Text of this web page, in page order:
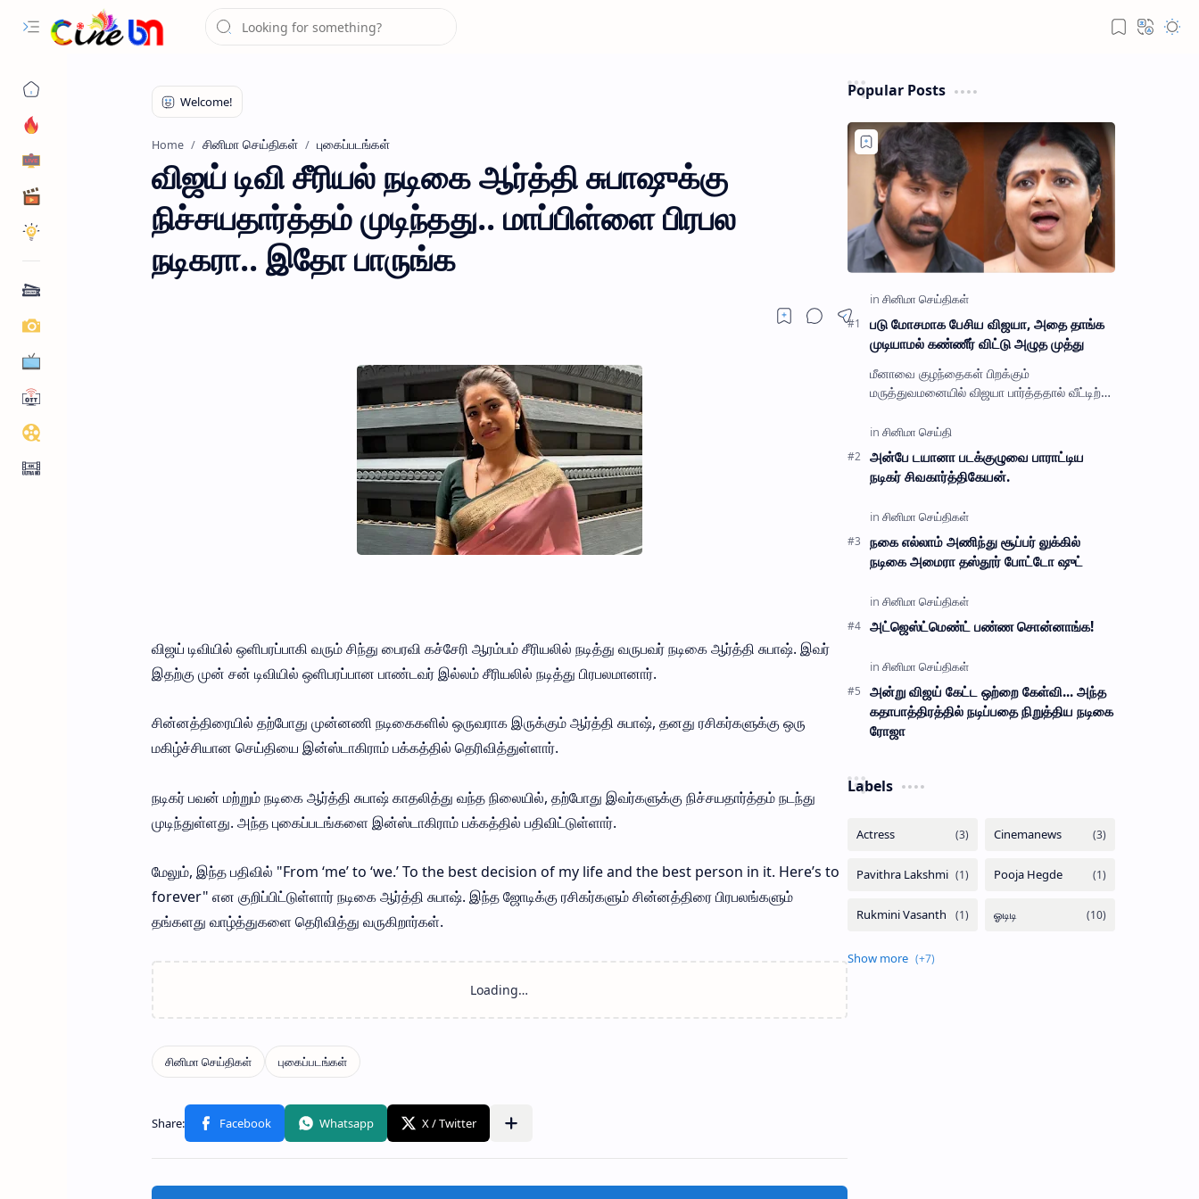
Home சினிமா செய்திகள் புகைப்படங்கள்
விஜய் டிவி சீரியல் நடிகை ஆர்த்தி சுபாஷுக்கு
நிச்சயதார்த்தம் முடிந்தது.. மாப்பிள்ளை பிரபல
நடிகரா.. இதோ பாருங்க
விஜய் டிவியில் ஒளிபரப்பாகி வரும் சிந்து பைரவி கச்சேரி ஆரம்பம் சீரியலில் நடித்து வருபவர் நடிகை ஆர்த்தி சுபாஷ். இவர்
இதற்கு முன் சன் டிவியில் ஒளிபரப்பான பாண்டவர் இல்லம் சீரியலில் நடித்து பிரபலமானார்.
சின்னத்திரையில் தற்போது முன்னணி நடிகைகளில் ஒருவராக இருக்கும் ஆர்த்தி சுபாஷ், தனது ரசிகர்களுக்கு ஒரு
மகிழ்ச்சியான செய்தியை இன்ஸ்டாகிராம் பக்கத்தில் தெரிவித்துள்ளார்.
நடிகர் பவன் மற்றும் நடிகை ஆர்த்தி சுபாஷ் காதலித்து வந்த நிலையில், தற்போது இவர்களுக்கு நிச்சயதார்த்தம் நடந்து
முடிந்துள்ளது. அந்த புகைப்படங்களை இன்ஸ்டாகிராம் பக்கத்தில் பதிவிட்டுள்ளார்.
மேலும், இந்த பதிவில் "From ‘me’ to ‘we.’ To the best decision of my life and the best person in it. Here’s to
forever" என குறிப்பிட்டுள்ளார் நடிகை ஆர்த்தி சுபாஷ். இந்த ஜோடிக்கு ரசிகர்களும் சின்னத்திரை பிரபலங்களும்
தங்களது வாழ்த்துகளை தெரிவித்து வருகிறார்கள்.
Popular Posts
படு மோசமாக பேசிய விஜயா, அதை தாங்க
முடியாமல் கண்ணீர் விட்டு அழுத முத்து
மீனாவை குழந்தைகள் பிறக்கும்
மருத்துவமனையில் விஜயா பார்த்ததால் வீட்டிற்கு
கர்ப்பமாக இருப்பாளோ என்று சந்தேகமா…
அன்பே டயானா படக்குழுவை பாராட்டிய
நடிகர் சிவகார்த்திகேயன்.
நகை எல்லாம் அணிந்து சூப்பர் லுக்கில்
நடிகை அமைரா தஸ்தூர் போட்டோ ஷுட்
அட்ஜெஸ்ட்மெண்ட் பண்ண சொன்னாங்க!
அன்று விஜய் கேட்ட ஒற்றை கேள்வி... அந்த
கதாபாத்திரத்தில் நடிப்பதை நிறுத்திய நடிகை
ரோஜா
Labels